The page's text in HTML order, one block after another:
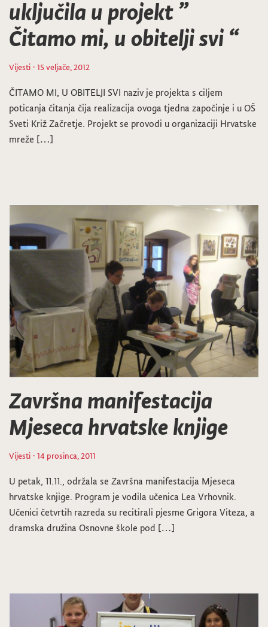
uključila u projekt ”
Čitamo mi, u obitelji svi “
Vijesti · 15 veljače, 2012
ČITAMO MI, U OBITELJI SVI naziv je projekta s ciljem
poticanja čitanja čija realizacija ovoga tjedna započinje i u OŠ
Sveti Križ Začretje. Projekt se provodi u organizaciji Hrvatske
mreže […]
Završna manifestacija
Mjeseca hrvatske knjige
Vijesti · 14 prosinca, 2011
U petak, 11.11., održala se Završna manifestacija Mjeseca
hrvatske knjige. Program je vodila učenica Lea Vrhovnik.
Učenici četvrtih razreda su recitirali pjesme Grigora Viteza, a
dramska družina Osnovne škole pod […]